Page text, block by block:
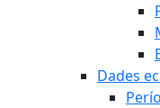
Dades